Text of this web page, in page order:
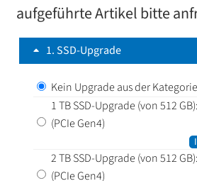
aufgeführte Artikel bitte
1 SSD-Upgrade
Kein Upgrade aus der
1 TB SSD-Upgrade (von 512
(PCIe Gen4)
2 TB SSD-Upgrade (von 512
(PCIe Gen4)